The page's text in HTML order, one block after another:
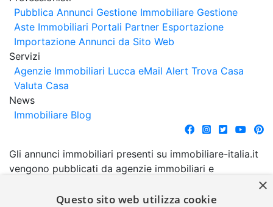
Pubblica Annunci Gestione Immobiliare Gestione
Aste Immobiliari Portali Partner Esportazione
Importazione Annunci da Sito Web
Servizi
Agenzie Immobiliari Lucca eMail Alert Trova Casa
Valuta Casa
News
Immobiliare Blog
Gli annunci immobiliari presenti su immobiliare-italia.it
vengono pubblicati da agenzie immobiliari e
comporta l'approvazione o l'avallo da parte di
×
Questo sito web utilizza cookie